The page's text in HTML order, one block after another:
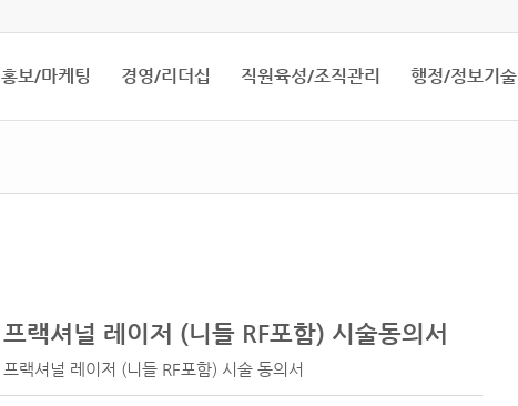
홍보/마케팅 경영/리더십 직원육성/조직관리 행정/정보기술
프랙셔널 레이저 (니들 RF포함) 시술동의서
프랙셔널 레이저 (니들 RF포함) 시술 동의서